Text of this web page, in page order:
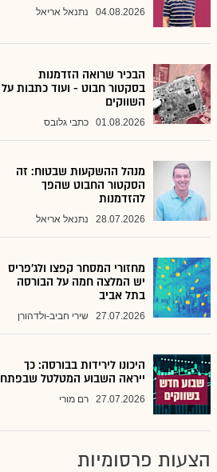
04.08.2026 נתנאל אריאל
הבכיר שרואה הזדמנות
בסקטור חבוט - ועוד כתבות על
השווקים
01.08.2026 כתבי גלובס
מנהל ההשקעות שבטוח: זה
הסקטור החבוט שהפך
להזדמנות
28.07.2026 נתנאל אריאל
מחזורי המסחר קפצו ולג'פריס
יש המלצה חמה על הבורסה
בתל אביב
27.07.2026 שירי חביב-ולדהורן
היכונו לירידות בבורסה: כך
ייראה השבוע המטלטל שבפתח
27.07.2026 רם מורי
הצעות פרסומיות